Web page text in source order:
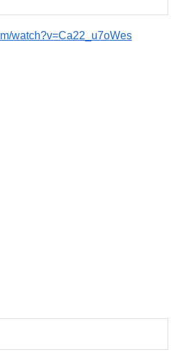
watch?v=Ca22_u7oWes